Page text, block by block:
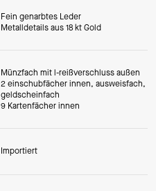
Fein genarbtes Leder
Metalldetails aus 18 kt Gold
Münzfach mit l-reißverschluss außen
2 einschubfächer innen, ausweisfach,
geldscheinfach
9 Kartenfächer innen
Importiert